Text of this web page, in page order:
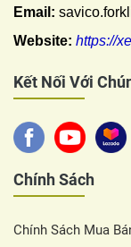
Email:
Website: https://
Kết Nối Với
Chính Sách
Chính Sách Mua